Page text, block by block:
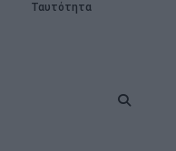
Ταυτότητα